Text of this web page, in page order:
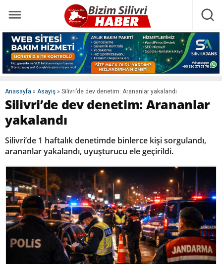
Anasayfa » Asayiş » Silivri’de dev denetim: Arananlar yakalandı
Silivri’de dev denetim: Arananlar
yakalandı
Silivri’de 1 haftalık denetimde binlerce kişi sorgulandı,
arananlar yakalandı, uyuşturucu ele geçirildi.